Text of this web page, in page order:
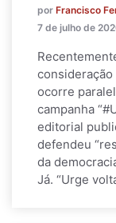
por Francisco
7 de julho de
ocorre
campanha
editorial
defendeu
da
Já. “Urge